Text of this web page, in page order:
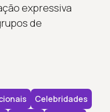
expressiva
de
Celebridades